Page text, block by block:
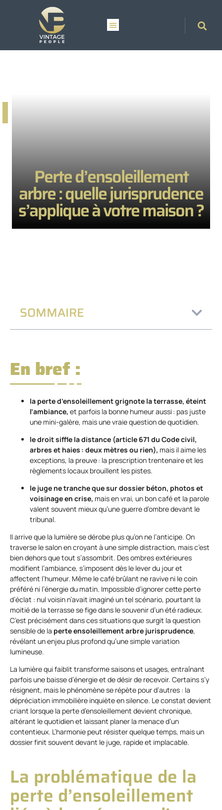
Perte d’ensoleillement
arbre : quelle jurisprudence
s’applique à votre maison ?
SOMMAIRE
En bref :
la perte d’ensoleillement grignote la terrasse, éteint
l’ambiance, et parfois la bonne humeur aussi : pas juste
une mini-galère, mais une vraie question de quotidien.
le droit siffle la distance (article 671 du Code civil,
arbres et haies : deux mètres ou rien), mais il aime les
exceptions, la preuve : la prescription trentenaire et les
règlements locaux brouillent les pistes.
le juge ne tranche que sur dossier béton, photos et
voisinage en crise, mais en vrai, un bon café et la parole
valent souvent mieux qu’une guerre d’ombre devant le
tribunal.
Il arrive que la lumière se dérobe plus qu’on ne l’anticipe. On
traverse le salon en croyant à une simple distraction, mais c’est
bien dehors que tout s’assombrit. Des ombres extérieures
modifient l’ambiance, s’imposent dès le lever du jour et
affectent l’humeur. Même le café brûlant ne ravive ni le coin
préféré ni l’énergie du matin. Impossible d’ignorer cette perte
d’éclat : nul voisin n’avait imaginé un tel scénario, pourtant la
moitié de la terrasse se fige dans le souvenir d’un été radieux.
C’est précisément dans ces situations que surgit la question
sensible de la perte ensoleillement arbre jurisprudence,
révélant un enjeu plus profond qu’une simple variation
lumineuse.
La lumière qui faiblit transforme saisons et usages, entraînant
parfois une baisse d’énergie et de désir de recevoir. Certains s’y
résignent, mais le phénomène se répète pour d’autres : la
dépréciation immobilière inquiète en silence. Le constat devient
criant lorsque la perte d’ensoleillement devient chronique,
altérant le quotidien et laissant planer la menace d’un
contentieux. L’harmonie peut résister quelque temps, mais un
dossier finit souvent devant le juge, rapide et implacable.
La problématique de la
perte d’ensoleillement